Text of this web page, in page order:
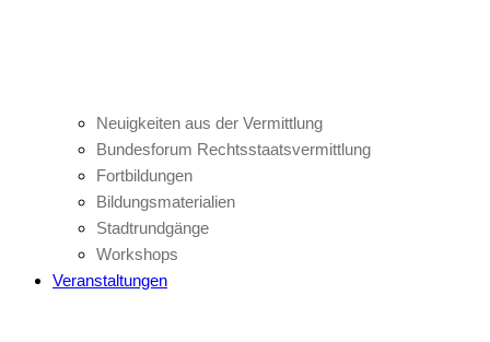
Neuigkeiten aus der Vermittlung
Bundesforum Rechtsstaatsvermittlung
Fortbildungen
Bildungsmaterialien
Stadtrundgänge
Workshops
Veranstaltungen